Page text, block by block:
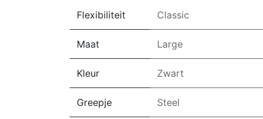
Flexibiliteit Classic
Maat Large
Kleur Zwart
Greepje Steel